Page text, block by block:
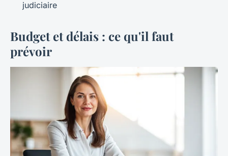
judiciaire
Budget et délais : ce qu'il faut
prévoir